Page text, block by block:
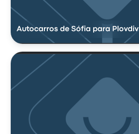
Autocarros de Sófia para Plovdiv